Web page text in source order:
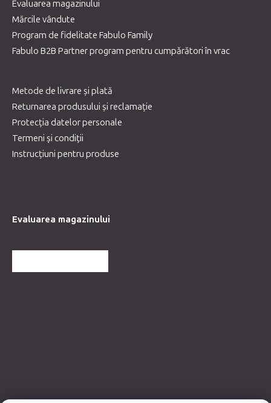
Evaluarea magazinului
Mărcile vândute
Program de fidelitate Fabulo Family
Fabulo B2B Partner program pentru cumpărători în vrac
Metode de livrare și plată
Returnarea produsului și reclamație
Protecția datelor personale
Termeni și condiții
Instrucțiuni pentru produse
Evaluarea magazinului